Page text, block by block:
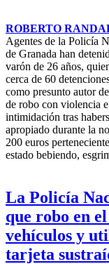
ROBERTO
Agentes de la Policía
de Granada han
varón de 26 años,
cerca de 60
como presunto autor
de robo con violencia e
intimidación tras
apropiado durante la
200 euros
estado bebiendo,
La Policía
que robo en
vehículos y
tarjeta